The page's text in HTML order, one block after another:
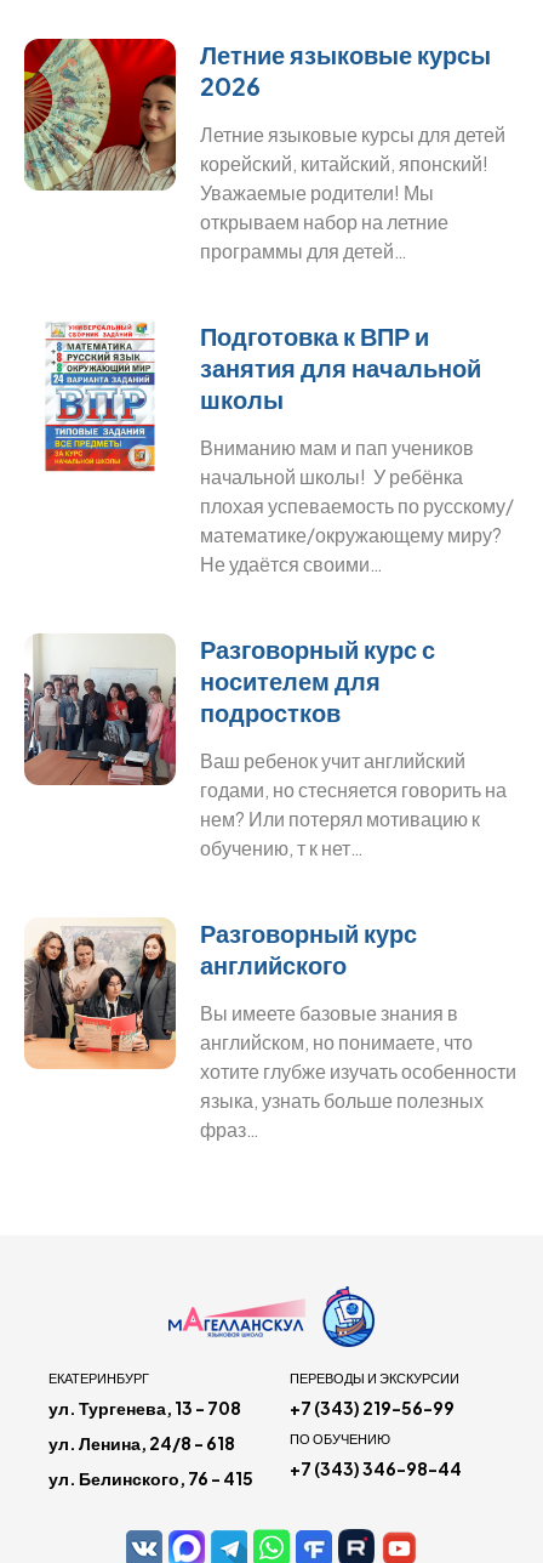
Летние языковые курсы
2026
Летние языковые курсы для детей
корейский, китайский, японский!
Уважаемые родители! Мы
открываем набор на летние
программы для детей…
Подготовка к ВПР и
занятия для начальной
школы
Вниманию мам и пап учеников
начальной школы! У ребёнка
плохая успеваемость по русскому/
математике/окружающему миру?
Не удаётся своими…
Разговорный курс с
носителем для
подростков
Ваш ребенок учит английский
годами, но стесняется говорить на
нем? Или потерял мотивацию к
обучению, т к нет…
Разговорный курс
английского
Вы имеете базовые знания в
английском, но понимаете, что
хотите глубже изучать особенности
языка, узнать больше полезных
фраз…
ЕКАТЕРИНБУРГ
ул. Тургенева, 13 - 708
ул. Ленина, 24/8 - 618
ул. Белинского, 76 - 415
ПЕРЕВОДЫ И ЭКСКУРСИИ
+7 (343) 219-56-99
ПО ОБУЧЕНИЮ
+7 (343) 346-98-44